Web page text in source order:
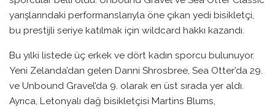
yarışlarındaki performanslarıyla öne çıkan yedi bisikletçi,
bu prestijli seriye katılmak için wildcard hakkı kazandı.
Bu yılki listede üç erkek ve dört kadın sporcu bulunuyor.
Yeni Zelanda’dan gelen Danni Shrosbree, Sea Otter’da 29.
ve Unbound Gravel’da 9. olarak en üst sırada yer aldı.
Ayrıca, Letonyalı dağ bisikletçisi Martins Blums,